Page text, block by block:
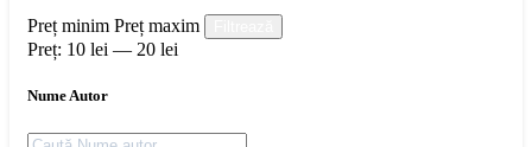
Preț minim Preț maxim
Preț: 10 lei — 20 lei
Nume Autor